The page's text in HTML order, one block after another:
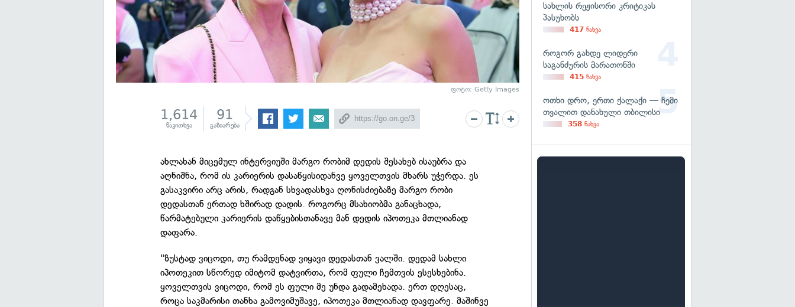
ფოტო: Getty Images
1,614
წაკითხვა
91
გაზიარება
ახლახან მიცემულ ინტერვიუში მარგო რობიმ დედის შესახებ ისაუბრა და
აღნიშნა, რომ ის კარიერის დასაწყისიდანვე ყოველთვის მხარს უჭერდა. ეს
გასაკვირი არც არის, რადგან სხვადასხვა ღონისძიებაზე მარგო რობი
დედასთან ერთად ხშირად დადის. როგორც მსახიობმა განაცხადა,
წარმატებული კარიერის დაწყებისთანავე მან დედის იპოთეკა მთლიანად
დაფარა.
"ზუსტად ვიცოდი, თუ რამდენად ვიყავი დედასთან ვალში. დედამ სახლი
იპოთეკით სწორედ იმიტომ დატვირთა, რომ ფული ჩემთვის ესესხებინა.
ყოველთვის ვიცოდი, რომ ეს ფული მე უნდა გადამეხადა. ერთ დღესაც,
როცა საკმარისი თანხა გამოვიმუშავე, იპოთეკა მთლიანად დავფარე. მაშინვე
სახლის რეჟისორი კრიტიკას
პასუხობს
417 ნახვა
როგორ გახდე ლიდერი
საგანძურის მარათონში
415 ნახვა
ოთხი დრო, ერთი ქალაქი — ჩემი
თვალით დანახული თბილისი
358 ნახვა